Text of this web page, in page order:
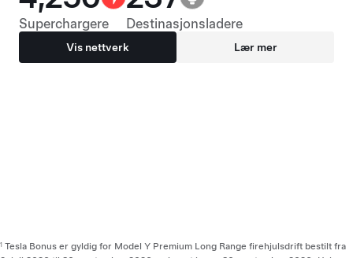
Superchargere Destinasjonsladere
Vis nettverk Lær mer
1 Tesla Bonus er gyldig for Model Y Premium Long Range firehjulsdrift bestilt fra